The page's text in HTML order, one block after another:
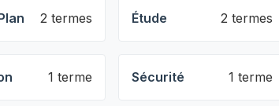
2 termes Étude 2 termes
1 terme Sécurité 1 terme